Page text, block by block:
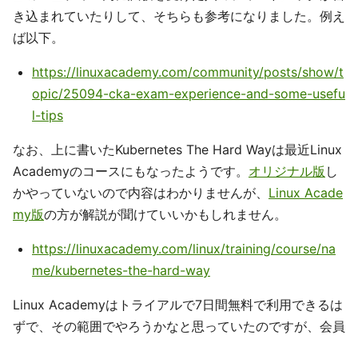
き込まれていたりして、そちらも参考になりました。例え
ば以下。
https://linuxacademy.com/community/posts/show/t
opic/25094-cka-exam-experience-and-some-usefu
l-tips
なお、上に書いたKubernetes The Hard Wayは最近Linux
Academyのコースにもなったようです。 オリジナル版 し
かやっていないので内容はわかりませんが、 Linux Acade
my版の方が解説が聞けていいかもしれません。
https://linuxacademy.com/linux/training/course/na
me/kubernetes-the-hard-way
Linux Academyはトライアルで7日間無料で利用できるは
ずで、その範囲でやろうかなと思っていたのですが、会員